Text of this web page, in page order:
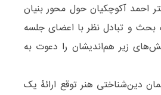
احمد آکوچکیان حول محور بنیان
بحث و تبادل نظر با اعضای جلسه
زیر هم‌اندیشان را دعوت به
‌‌دین‌‌شناختی‌‌ هنر توقع ارائۀ یک